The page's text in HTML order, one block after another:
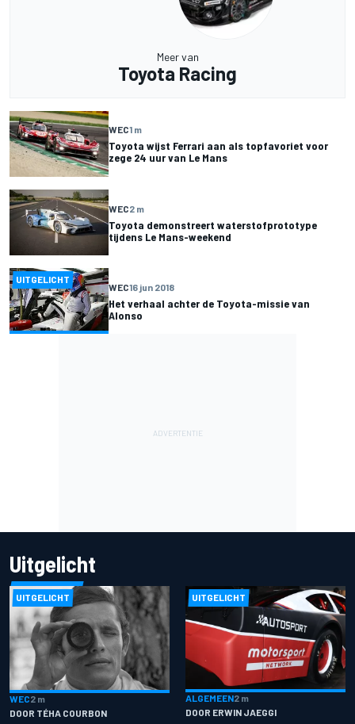
Meer van
Toyota Racing
WEC1 m
Toyota wijst Ferrari aan als topfavoriet voor
zege 24 uur van Le Mans
WEC2 m
Toyota demonstreert waterstofprototype
tijdens Le Mans-weekend
UITGELICHT
WEC16 jun 2018
Het verhaal achter de Toyota-missie van
Alonso
Uitgelicht
UITGELICHT
WEC2 m
DOOR TÉHA COURBON
UITGELICHT
ALGEMEEN2 m
DOOR ERWIN JAEGGI